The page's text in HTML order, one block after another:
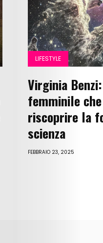
Fashion
Lifestyle
Music
Columns
About
Us
Contact
LIFESTYLE
Virginia
femminile
riscoprire la
scienza
FEBBRAIO 23, 2025